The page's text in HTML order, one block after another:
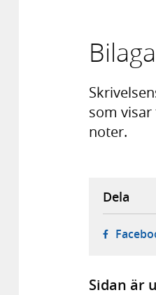
som
noter.
Dela
Sidan är